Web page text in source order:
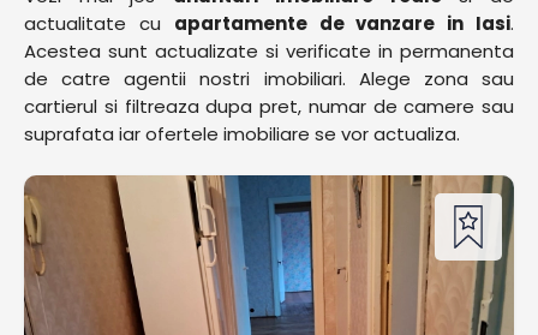
actualitate cu apartamente de vanzare in Iasi.
Acestea sunt actualizate si verificate in permanenta
de catre agentii nostri imobiliari. Alege zona sau
cartierul si filtreaza dupa pret, numar de camere sau
suprafata iar ofertele imobiliare se vor actualiza.